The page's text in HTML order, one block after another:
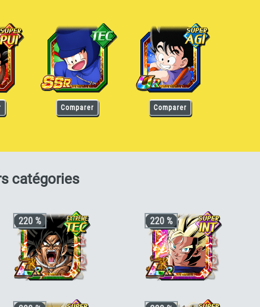
Comparer Comparer
catégoriespour Son Goku (enfant) [END]
220 %
ki, +220% stats pour la catégorie
220 %
+3 ki, +200% HP & +170% ATT/DEF